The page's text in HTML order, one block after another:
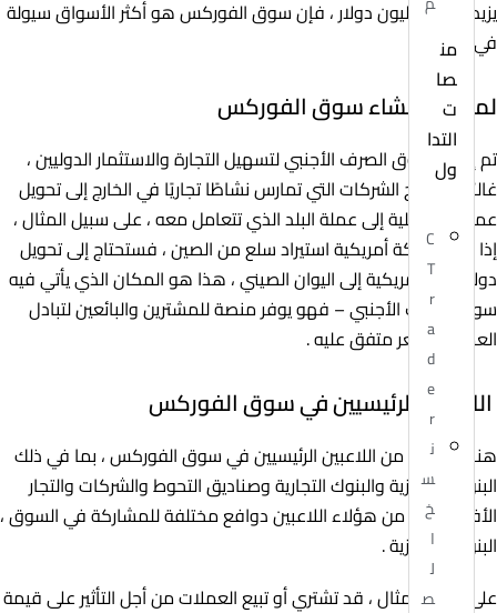
من
صا
ت
التدا
ول
C
T
r
a
d
e
r
ن
س
خ
ا
ل
ص
يزيد عن 6 تريليون دولار ، فإن سوق الفوركس هو أكثر الأسواق سيولة
في العالم .
لماذا تم انشاء سوق الفوركس
تم إنشاء سوق الصرف الأجنبي لتسهيل التجارة والاستثمار الدوليين ،
غالبًا ما تحتاج الشركات التي تمارس نشاطًا تجاريًا في الخارج إلى تحويل
عملتها المحلية إلى عملة البلد الذي تتعامل معه ، على سبيل المثال ،
إذا أرادت شركة أمريكية استيراد سلع من الصين ، فستحتاج إلى تحويل
دولاراتها الأمريكية إلى اليوان الصيني ، هذا هو المكان الذي يأتي فيه
سوق الصرف الأجنبي – فهو يوفر منصة للمشترين والبائعين لتبادل
العملات بسعر متفق عليه .
اللاعبين الرئيسيين في سوق الفوركس
هناك العديد من اللاعبين الرئيسيين في سوق الفوركس ، بما في ذلك
البنوك المركزية والبنوك التجارية وصناديق التحوط والشركات والتجار
الأفراد ، لكل من هؤلاء اللاعبين دوافع مختلفة للمشاركة في السوق ،
البنوك المركزية .
على سبيل المثال ، قد تشتري أو تبيع العملات من أجل التأثير على قيمة